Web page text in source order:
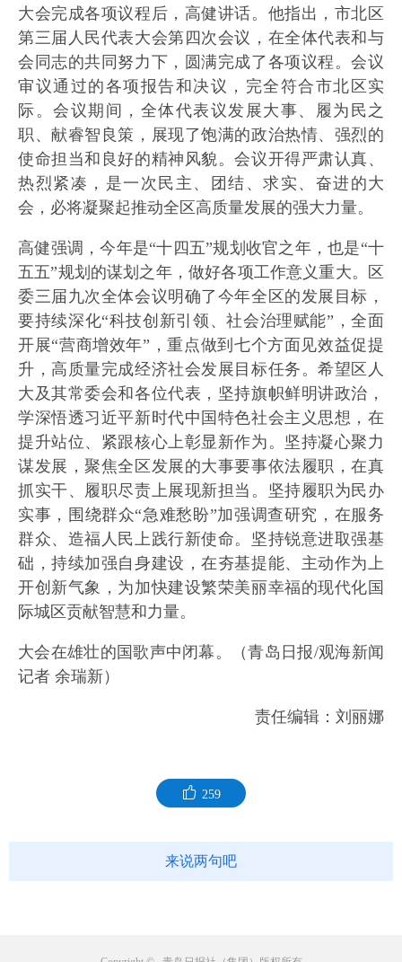
大会完成各项议程后，高健讲话。他指出，市北区
第三届人民代表大会第四次会议，在全体代表和与
会同志的共同努力下，圆满完成了各项议程。会议
审议通过的各项报告和决议，完全符合市北区实
际。会议期间，全体代表议发展大事、履为民之
职、献睿智良策，展现了饱满的政治热情、强烈的
使命担当和良好的精神风貌。会议开得严肃认真、
热烈紧凑，是一次民主、团结、求实、奋进的大
会，必将凝聚起推动全区高质量发展的强大力量。
高健强调，今年是“十四五”规划收官之年，也是“十
五五”规划的谋划之年，做好各项工作意义重大。区
委三届九次全体会议明确了今年全区的发展目标，
要持续深化“科技创新引领、社会治理赋能”，全面
开展“营商增效年”，重点做到七个方面见效益促提
升，高质量完成经济社会发展目标任务。希望区人
大及其常委会和各位代表，坚持旗帜鲜明讲政治，
学深悟透习近平新时代中国特色社会主义思想，在
提升站位、紧跟核心上彰显新作为。坚持凝心聚力
谋发展，聚焦全区发展的大事要事依法履职，在真
抓实干、履职尽责上展现新担当。坚持履职为民办
实事，围绕群众“急难愁盼”加强调查研究，在服务
群众、造福人民上践行新使命。坚持锐意进取强基
础，持续加强自身建设，在夯基提能、主动作为上
开创新气象，为加快建设繁荣美丽幸福的现代化国
际城区贡献智慧和力量。
大会在雄壮的国歌声中闭幕。（青岛日报/观海新闻
记者 余瑞新）
责任编辑：刘丽娜
259
来说两句吧